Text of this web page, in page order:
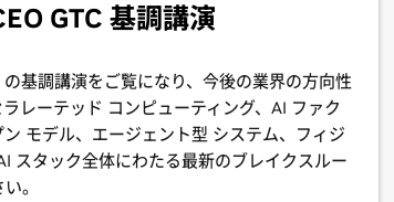
GTC 基調講演
基調講演をご覧になり、今後の業界の方向性
レーテッド コンピューティング、AI ファク
ン モデル、エージェント型 システム、フィジ
スタック全体にわたる最新のブレイクスルー
。